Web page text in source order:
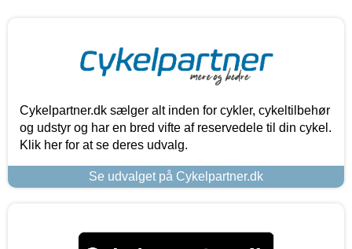
Cykelpartner.dk sælger alt inden for cykler, cykeltilbehør
og udstyr og har en bred vifte af reservedele til din cykel.
Klik her for at se deres udvalg.
Se udvalget på Cykelpartner.dk